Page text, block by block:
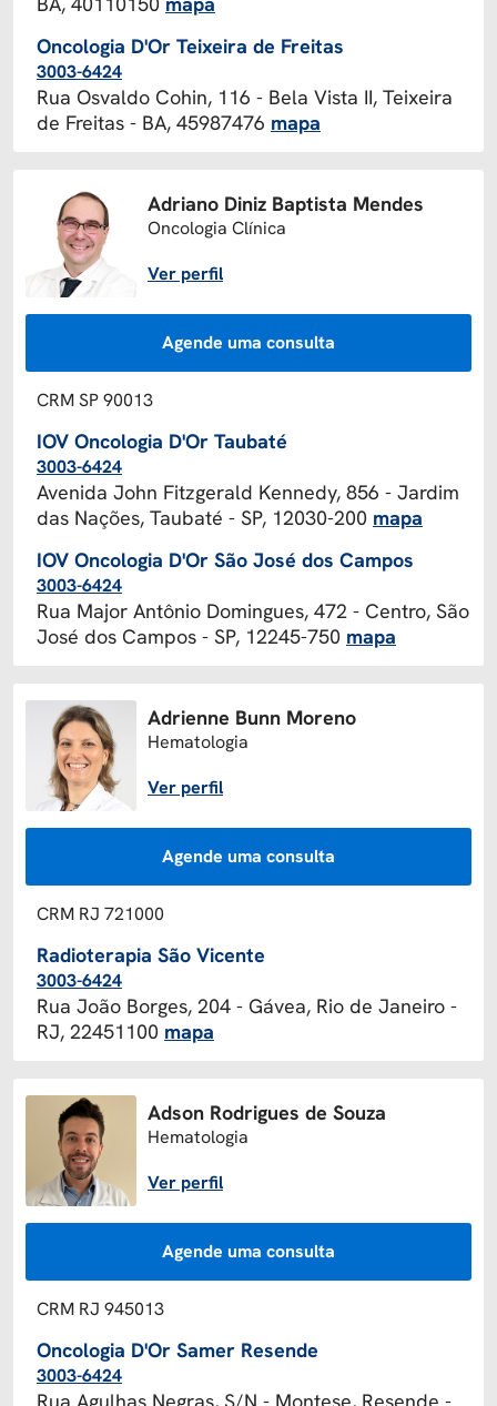
Oncologia D'Or Teixeira de Freitas
3003-6424
Rua Osvaldo Cohin, 116 - Bela Vista II, Teixeira
de Freitas - BA, 45987476 mapa
Adriano Diniz Baptista Mendes
Oncologia Clínica
Ver perfil
Agende uma consulta
CRM SP 90013
IOV Oncologia D'Or Taubaté
3003-6424
Avenida John Fitzgerald Kennedy, 856 - Jardim
das Nações, Taubaté - SP, 12030-200 mapa
IOV Oncologia D'Or São José dos Campos
3003-6424
Rua Major Antônio Domingues, 472 - Centro, São
José dos Campos - SP, 12245-750 mapa
Adrienne Bunn Moreno
Hematologia
Ver perfil
Agende uma consulta
CRM RJ 721000
Radioterapia São Vicente
3003-6424
Rua João Borges, 204 - Gávea, Rio de Janeiro -
RJ, 22451100 mapa
Adson Rodrigues de Souza
Hematologia
Ver perfil
Agende uma consulta
CRM RJ 945013
Oncologia D'Or Samer Resende
3003-6424